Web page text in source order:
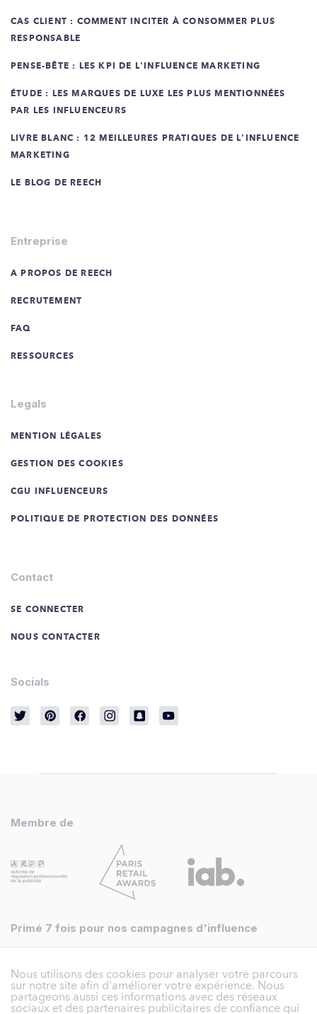
CAS CLIENT : COMMENT INCITER À CONSOMMER PLUS
RESPONSABLE
PENSE-BÊTE : LES KPI DE L'INFLUENCE MARKETING
ÉTUDE : LES MARQUES DE LUXE LES PLUS MENTIONNÉES
PAR LES INFLUENCEURS
LIVRE BLANC : 12 MEILLEURES PRATIQUES DE L'INFLUENCE
MARKETING
LE BLOG DE REECH
Entreprise
A PROPOS DE REECH
RECRUTEMENT
FAQ
RESSOURCES
Legals
MENTION LÉGALES
GESTION DES COOKIES
CGU INFLUENCEURS
POLITIQUE DE PROTECTION DES DONNÉES
Contact
SE CONNECTER
NOUS CONTACTER
Socials
Membre de
Primé 7 fois pour nos campagnes d'influence
Nous utilisons des cookies pour analyser votre parcours
sur notre site afin d'améliorer votre expérience. Nous
partageons aussi ces informations avec des réseaux
sociaux et des partenaires publicitaires de confiance qui